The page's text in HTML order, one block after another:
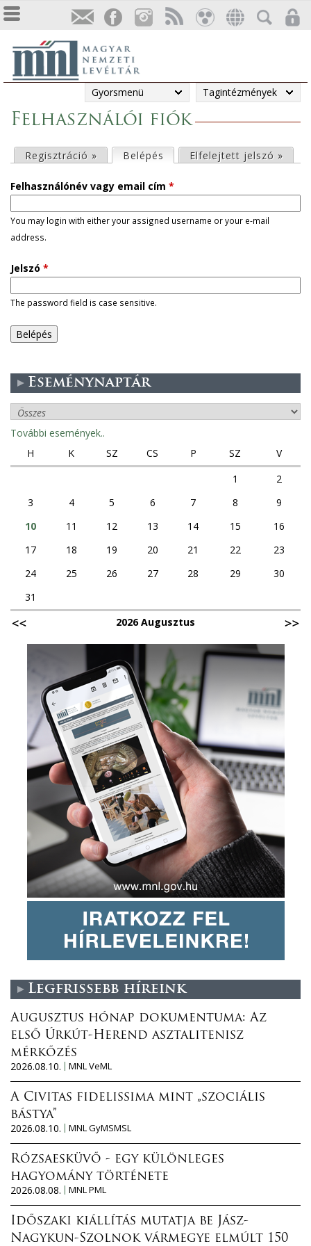
Gyorsmenü Tagintézmények
Felhasználói fiók
l
s
ő
d
l
e
e
s
Regisztráció » Belépés (aktív fül)Elfelejtett jelszó »
Felhasználónév vagy email cím *
You may login with either your assigned username or your e-mail
address.
Jelszó *
The password field is case sensitive.
Eseménynaptár
További események..
H
K SZ CS P SZ
V
1
2
3
4 5 6 7 8
9
10
11 12 13 14 15
16
17
18 19 20 21 22
23
24
25 26 27 28 29
30
31
2026 Augusztus
Legfrissebb híreink
Augusztus hónap dokumentuma: Az
első Úrkút-Herend asztalitenisz
mérkőzés
2026.08.10.
MNL VeML
A Civitas fidelissima mint „szociális
bástya”
2026.08.10.
MNL GyMSMSL
Rózsaesküvő - egy különleges
hagyomány története
2026.08.08.
MNL PML
Időszaki kiállítás mutatja be Jász-
Nagykun-Szolnok vármegye elmúlt 150